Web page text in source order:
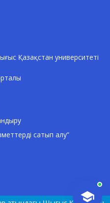
Қазақстан университеті
сатып алу”
Қазақстан
докторантура